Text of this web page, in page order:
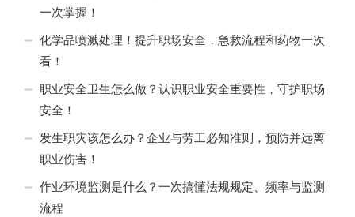
一次掌握！
化学品喷溅处理！提升职场安全，急救流程和药物一次
看！
职业安全卫生怎么做？认识职业安全重要性，守护职场
安全！
发生职灾该怎么办？企业与劳工必知准则，预防并远离
职业伤害！
作业环境监测是什么？一次搞懂法规规定、频率与监测
流程